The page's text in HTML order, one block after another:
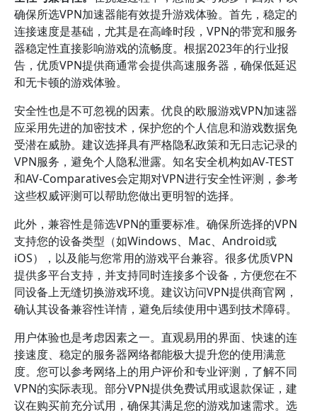
确保所选VPN加速器能有效提升游戏体验。首先，稳定的
连接速度是基础，尤其是在高峰时段，VPN的带宽和服务
器稳定性直接影响游戏的流畅度。根据2023年的行业报
告，优质VPN提供商通常会提供高速服务器，确保低延迟
和无卡顿的游戏体验。
安全性也是不可忽视的因素。优良的欧服游戏VPN加速器
应采用先进的加密技术，保护您的个人信息和游戏数据免
受潜在威胁。建议选择具有严格隐私政策和无日志记录的
VPN服务，避免个人隐私泄露。知名安全机构如AV-TEST
和AV-Comparatives会定期对VPN进行安全性评测，参考
这些权威评测可以帮助您做出更明智的选择。
此外，兼容性是筛选VPN的重要标准。确保所选择的VPN
支持您的设备类型（如Windows、Mac、Android或
iOS），以及能与您常用的游戏平台兼容。很多优质VPN
提供多平台支持，并支持同时连接多个设备，方便您在不
同设备上无缝切换游戏环境。建议访问VPN提供商官网，
确认其设备兼容性详情，避免后续使用中遇到技术障碍。
用户体验也是考虑因素之一。直观易用的界面、快速的连
接速度、稳定的服务器网络都能极大提升您的使用满意
度。您可以参考网络上的用户评价和专业评测，了解不同
VPN的实际表现。部分VPN提供免费试用或退款保证，建
议在购买前充分试用，确保其满足您的游戏加速需求。选